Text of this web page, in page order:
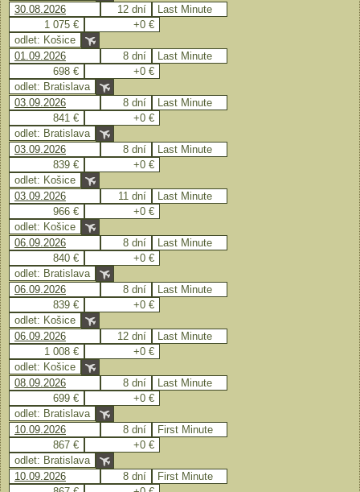
30.08.2026
12 dní
Last Minute
1 075 €
+0 €
odlet: Košice
01.09.2026
8 dní
Last Minute
698 €
+0 €
odlet: Bratislava
03.09.2026
8 dní
Last Minute
841 €
+0 €
odlet: Bratislava
03.09.2026
8 dní
Last Minute
839 €
+0 €
odlet: Košice
03.09.2026
11 dní
Last Minute
966 €
+0 €
odlet: Košice
06.09.2026
8 dní
Last Minute
840 €
+0 €
odlet: Bratislava
06.09.2026
8 dní
Last Minute
839 €
+0 €
odlet: Košice
06.09.2026
12 dní
Last Minute
1 008 €
+0 €
odlet: Košice
08.09.2026
8 dní
Last Minute
699 €
+0 €
odlet: Bratislava
10.09.2026
8 dní
First Minute
867 €
+0 €
odlet: Bratislava
10.09.2026
8 dní
First Minute